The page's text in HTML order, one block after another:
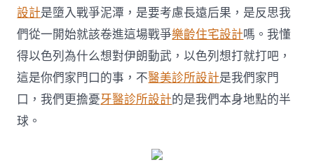
設計是墮入戰爭泥潭，是要考慮長遠后果，是反思我
們從一開始就該卷進這場戰爭樂齡住宅設計嗎。我懂
得以色列為什么想對伊朗動武，以色列想打就打吧，
這是你們家門口的事，不醫美診所設計是我們家門
口，我們更擔憂牙醫診所設計的是我們本身地點的半
球。